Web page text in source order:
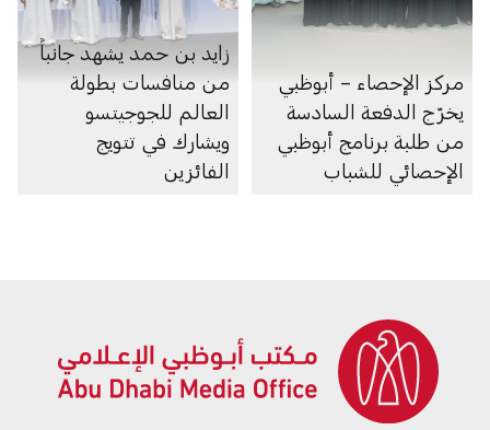
مركز الإحصاء – أبوظبي
يخرّج الدفعة السادسة
من طلبة برنامج أبوظبي
الإحصائي للشباب
زايد بن حمد يشهد جانباً
من منافسات بطولة
العالم للجوجيتسو
ويشارك في تتويج
الفائزين